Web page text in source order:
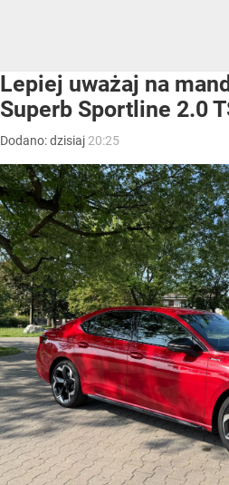
Lepiej uważaj na
Superb Sportline 2.0
Dodano:dzisiaj 20:25